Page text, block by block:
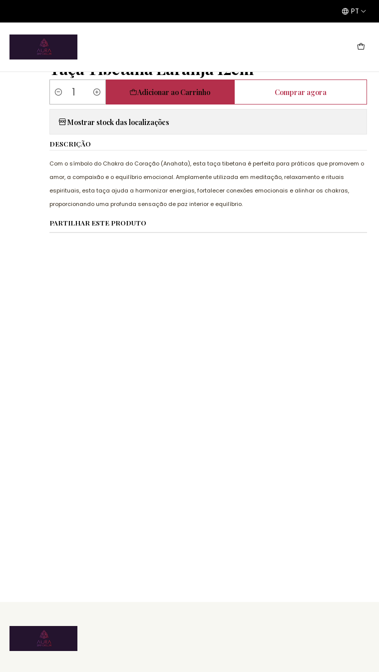
PT
Taças Tibetanas Taça Tibetana Laranja 12cm
|
Taça Tibetana Laranja 12cm
Quantidade
Adicionar ao Carrinho Comprar agora
Mostrar stock das localizações
DESCRIÇÃO
Com o símbolo do Chakra do Coração (Anahata), esta taça tibetana é perfeita para práticas que promovem o
amor, a compaixão e o equilíbrio emocional. Amplamente utilizada em meditação, relaxamento e rituais
espirituais, esta taça ajuda a harmonizar energias, fortalecer conexões emocionais e alinhar os chakras,
proporcionando uma profunda sensação de paz interior e equilíbrio.
PARTILHAR ESTE PRODUTO